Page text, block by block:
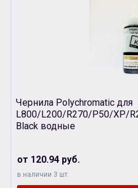
Чернила Polychromatic для
L800/L200/R270/P50/XР/
Black водные
от 120.94 руб.
в наличии 3 шт.